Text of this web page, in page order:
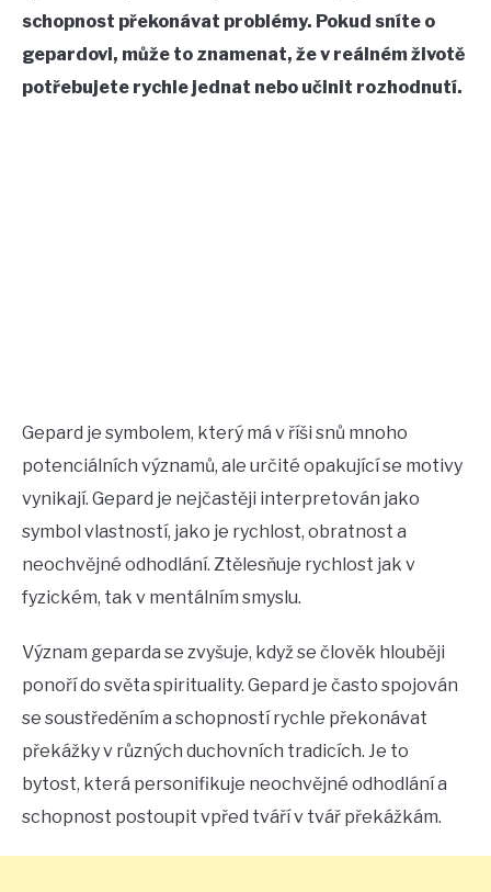
CONTACT US
ABOUT US
schopnost překonávat problémy. Pokud sníte o
gepardovi, může to znamenat, že v reálném životě
potřebujete rychle jednat nebo učinit rozhodnutí.
Gepard je symbolem, který má v říši snů mnoho
potenciálních významů, ale určité opakující se motivy
vynikají. Gepard je nejčastěji interpretován jako
symbol vlastností, jako je rychlost, obratnost a
neochvějné odhodlání. Ztělesňuje rychlost jak v
fyzickém, tak v mentálním smyslu.
Význam geparda se zvyšuje, když se člověk hlouběji
ponoří do světa spirituality. Gepard je často spojován
se soustředěním a schopností rychle překonávat
překážky v různých duchovních tradicích. Je to
bytost, která personifikuje neochvějné odhodlání a
schopnost postoupit vpřed tváří v tvář překážkám.